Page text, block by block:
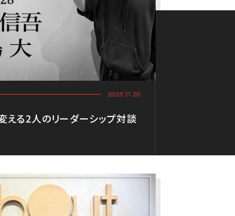
2025.11.20
える2人のリーダーシップ対談